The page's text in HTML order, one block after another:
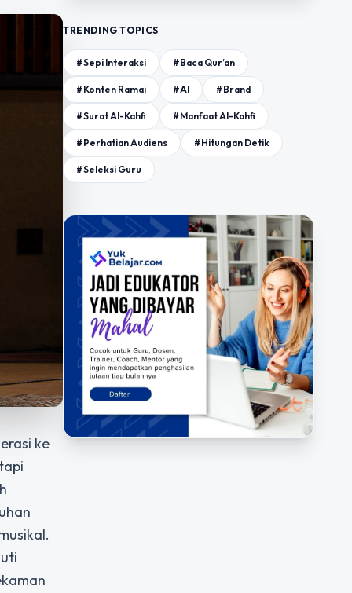
ke
TRENDING TOPICS
#Sepi Interaksi #Baca Qur’an
#Konten Ramai #AI #Brand
#Surat Al-Kahfi #Manfaat Al-Kahfi
#Perhatian Audiens #Hitungan Detik
#Seleksi Guru